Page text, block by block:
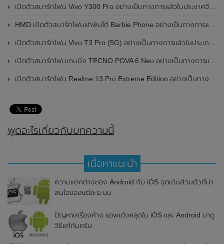
เปิดตัวสมาร์ทโฟน Vivo Y300 Pro อย่างเป็นทางการแล้วในประเทศจีน มาพร้อมดีไซน์พรีเมี่ยม ทนทาน และแบตเตอรี่สุดอึดขนาดใหญ่ 6,500mAh พร้อมรองรับการชาร์จไว 80W
HMD เปิดตัวสมาร์ทโฟนฝาพับได้ Barbie Phone อย่างเป็นทางการแล้ว มาพร้อมธีมสีชมพูสดใส
เปิดตัวสมาร์ทโฟน Vivo T3 Pro (5G) อย่างเป็นทางการแล้วในประเทศอินเดีย
เปิดตัวสมาร์ทโฟนเกมมิ่ง TECNO POVA 6 Neo อย่างเป็นทางการแล้วในประเทศไทย ในราคา 8,499 บาท
เปิดตัวสมาร์ทโฟน Realme 13 Pro Extreme Edition อย่างเป็นทางการแล้วในประเทศจีน
พูดอะไรเกี่ยวกับบทความนี้
เนื้อหาแนะนำ
ความแตกต่างของ Android กับ iOS จุดเด่นส่วนตัวที่น่า
สนใจของแต่ละระบบ
ปัญหาเครื่องค้าง แอพเด้งหลุดใน iOS และ Android มาดู
วิธีแก้กันครับ